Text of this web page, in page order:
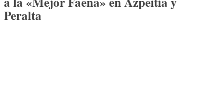
Peralta